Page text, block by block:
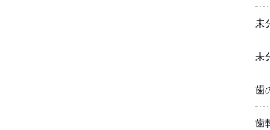
未
未
歯
歯